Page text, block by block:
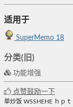
适用于
SuperMemo 18
分类(旧)
功能增强
点赞鼓励一下
单炒饭 WSSHEHE ｈｐ